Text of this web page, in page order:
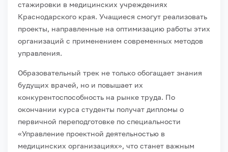
стажировки в медицинских учреждениях
Краснодарского края. Учащиеся смогут реализовать
проекты, направленные на оптимизацию работы этих
организаций с применением современных методов
управления.
Образовательный трек не только обогащает знания
будущих врачей, но и повышает их
конкурентоспособность на рынке труда. По
окончании курса студенты получат дипломы о
первичной переподготовке по специальности
«Управление проектной деятельностью в
медицинских организациях», что станет важным